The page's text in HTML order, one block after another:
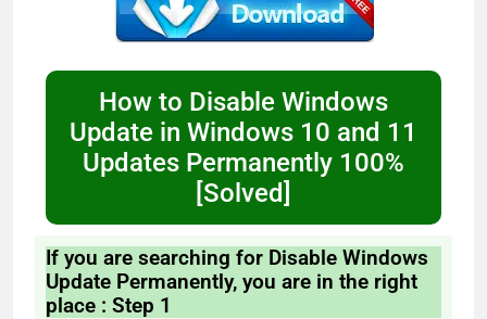
How to Disable Windows
Update in Windows 10 and 11
Updates Permanently 100%
[Solved]
If you are searching for Disable Windows
Update Permanently, you are in the right
place : Step 1